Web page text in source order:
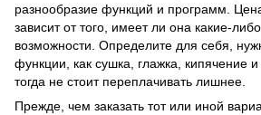
разнообразие функций и программ.
зависит от того, имеет ли она какие-
возможности. Определите для себя,
функции, как сушка, глажка, кипячение и
тогда не стоит переплачивать лишнее.
Прежде, чем заказать тот или иной